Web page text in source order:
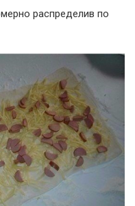
распределив по